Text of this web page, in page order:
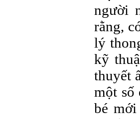
người
rằng,
lý
kỹ
thuyết
một số
bé